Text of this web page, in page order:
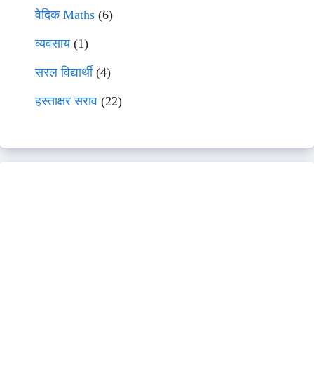
वेदिक Maths (6)
व्यवसाय(1)
सरल विद्यार्थी(4)
हस्ताक्षर सराव (22)